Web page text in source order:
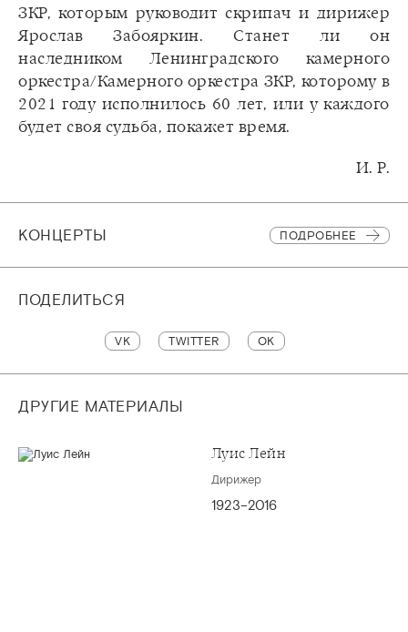
ЗКР, которым руководит скрипач и дирижер
Ярослав Забояркин. Станет ли он
наследником Ленинградского камерного
оркестра/Камерного оркестра ЗКР, которому в
2021 году исполнилось 60 лет, или у каждого
будет своя судьба, покажет время.
И. Р.
КОНЦЕРТЫ ПОДРОБНЕЕ
ПОДЕЛИТЬСЯ
VK TWITTER OK
ДРУГИЕ МАТЕРИАЛЫ
Луис Лейн
Дирижер
1923–2016